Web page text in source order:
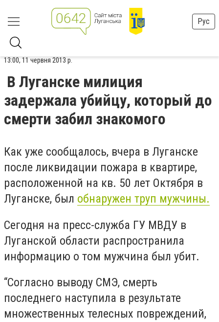
Рус
13:00, 11 червня 2013 р.
В Луганске милиция
задержала убийцу, который до
смерти забил знакомого
Как уже сообщалось, вчера в Луганске
после ликвидации пожара в квартире,
расположенной на кв. 50 лет Октября в
Луганске, был обнаружен труп мужчины.
Сегодня на пресс-служба ГУ МВДУ в
Луганской области распространила
информацию о том мужчина был убит.
“Согласно выводу СМЭ, смерть
последнего наступила в результате
множественных телесных повреждений,